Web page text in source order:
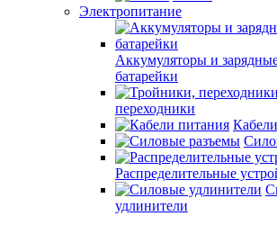
Электропитание
Аккумуляторы и
батарейки
переходники
Распределительные
удлинители